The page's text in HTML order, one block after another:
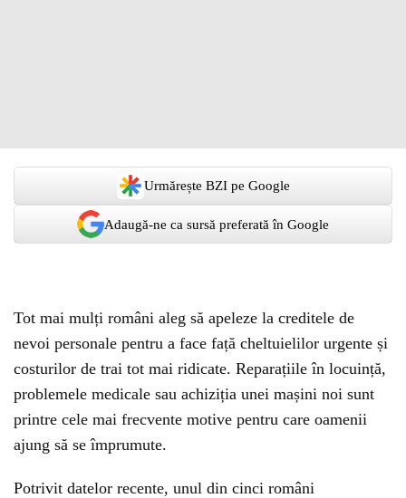
Urmărește BZI pe Google
Adaugă-ne ca sursă preferată în Google
Tot mai mulți români aleg să apeleze la creditele de
nevoi personale pentru a face față cheltuielilor urgente și
costurilor de trai tot mai ridicate. Reparațiile în locuință,
problemele medicale sau achiziția unei mașini noi sunt
printre cele mai frecvente motive pentru care oamenii
ajung să se împrumute.
Potrivit datelor recente, unul din cinci români